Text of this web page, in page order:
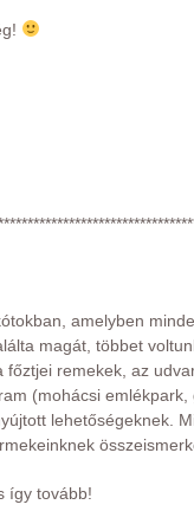
amelyben
magát, többet
főztjei remekek, az
(mohácsi emlékpark,
lehetőségeknek.
így tovább!